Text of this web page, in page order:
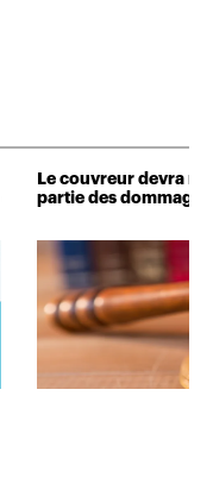
Le couvreur devra
partie des dommages